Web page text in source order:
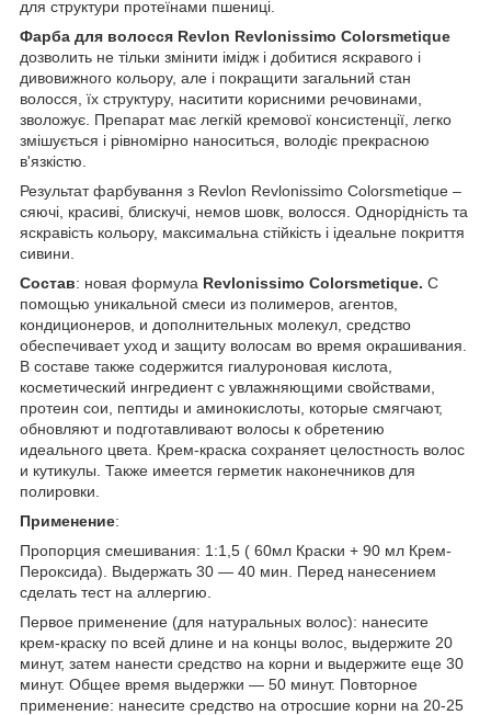
для структури протеїнами пшениці.
Фарба для волосся Revlon Revlonissimo Colorsmetique
дозволить не тільки змінити імідж і добитися яскравого і
дивовижного кольору, але і покращити загальний стан
волосся, їх структуру, наситити корисними речовинами,
зволожує. Препарат має легкій кремової консистенції, легко
змішується і рівномірно наноситься, володіє прекрасною
в'язкістю.
Результат фарбування з Revlon Revlonissimo Colorsmetique –
сяючі, красиві, блискучі, немов шовк, волосся. Однорідність та
яскравість кольору, максимальна стійкість і ідеальне покриття
сивини.
Состав: новая формула Revlonissimo Colorsmetique. С
помощью уникальной смеси из полимеров, агентов,
кондиционеров, и дополнительных молекул, средство
обеспечивает уход и защиту волосам во время окрашивания.
В составе также содержится гиалуроновая кислота,
косметический ингредиент с увлажняющими свойствами,
протеин сои, пептиды и аминокислоты, которые смягчают,
обновляют и подготавливают волосы к обретению
идеального цвета. Крем-краска сохраняет целостность волос
и кутикулы. Также имеется герметик наконечников для
полировки.
Применение:
Пропорция смешивания: 1:1,5 ( 60мл Краски + 90 мл Крем-
Пероксида). Выдержать 30 — 40 мин. Перед нанесением
сделать тест на аллергию.
Первое применение (для натуральных волос): нанесите
крем-краску по всей длине и на концы волос, выдержите 20
минут, затем нанести средство на корни и выдержите еще 30
минут. Общее время выдержки — 50 минут. Повторное
применение: нанесите средство на отросшие корни на 20-25